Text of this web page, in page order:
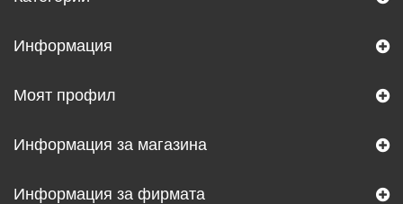
Информация
Моят профил
Информация за магазина
Информация за фирмата